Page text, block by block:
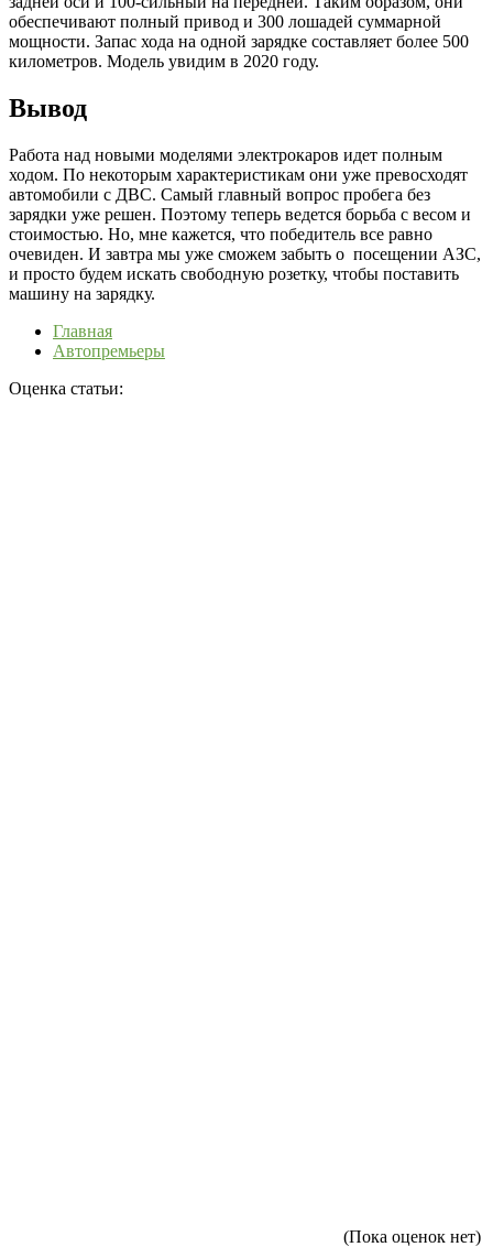
обеспечивают полный привод и 300 лошадей суммарной
мощности. Запас хода на одной зарядке составляет более 500
километров. Модель увидим в 2020 году.
Вывод
Работа над новыми моделями электрокаров идет полным
ходом. По некоторым характеристикам они уже превосходят
автомобили с ДВС. Самый главный вопрос пробега без
зарядки уже решен. Поэтому теперь ведется борьба с весом и
стоимостью. Но, мне кажется, что победитель все равно
очевиден. И завтра мы уже сможем забыть о посещении АЗС,
и просто будем искать свободную розетку, чтобы поставить
машину на зарядку.
Главная
Автопремьеры
Оценка статьи:
(Пока оценок нет)